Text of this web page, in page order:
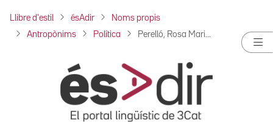
Llibre d'estil ésAdir Noms propis
Antropònims Política Perelló, Rosa Mari...